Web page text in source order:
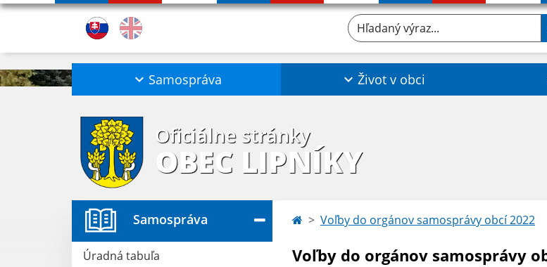
Hľadaný výraz...
Samospráva Život v obci
Oficiálne stránky
OBEC LIPNÍKY
Samospráva
Úradná tabuľa
Voľby do orgánov samosprávy obcí 2022
Voľby do orgánov samosprávy